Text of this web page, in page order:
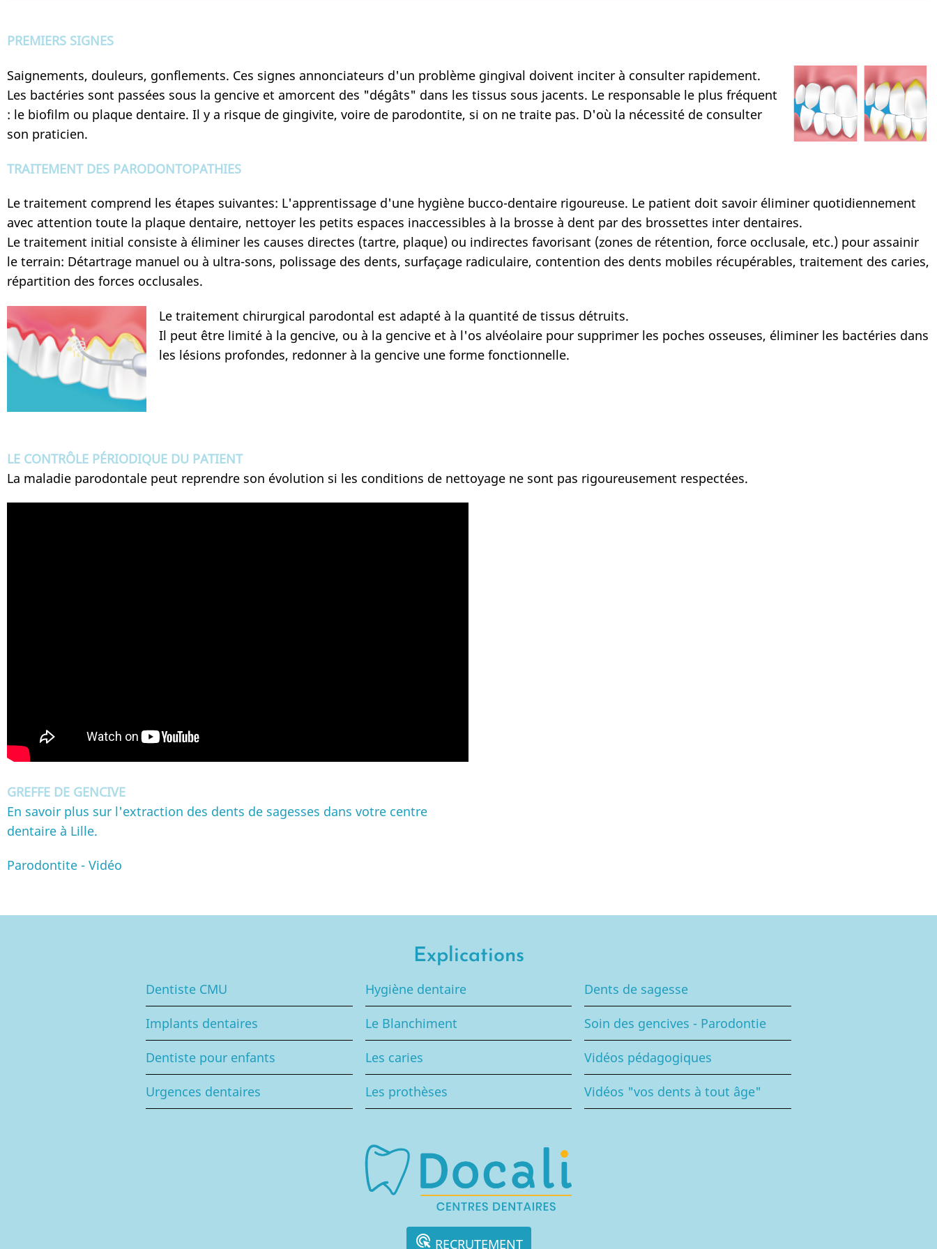
PREMIERS SIGNES
Saignements, douleurs, gonflements. Ces signes annonciateurs d'un problème gingival doivent inciter à consulter rapidement.
Les bactéries sont passées sous la gencive et amorcent des "dégâts" dans les tissus sous jacents. Le responsable le plus fréquent
: le biofilm ou plaque dentaire. Il y a risque de gingivite, voire de parodontite, si on ne traite pas. D'où la nécessité de consulter
son praticien.
TRAITEMENT DES PARODONTOPATHIES
Le traitement comprend les étapes suivantes: L'apprentissage d'une hygiène bucco-dentaire rigoureuse. Le patient doit savoir éliminer quotidiennement
avec attention toute la plaque dentaire, nettoyer les petits espaces inaccessibles à la brosse à dent par des brossettes inter dentaires.
Le traitement initial consiste à éliminer les causes directes (tartre, plaque) ou indirectes favorisant (zones de rétention, force occlusale, etc.) pour assainir
le terrain: Détartrage manuel ou à ultra-sons, polissage des dents, surfaçage radiculaire, contention des dents mobiles récupérables, traitement des caries,
répartition des forces occlusales.
Le traitement chirurgical parodontal est adapté à la quantité de tissus détruits.
Il peut être limité à la gencive, ou à la gencive et à l'os alvéolaire pour supprimer les poches osseuses, éliminer les bactéries dans
les lésions profondes, redonner à la gencive une forme fonctionnelle.
LE CONTRÔLE PÉRIODIQUE DU PATIENT
La maladie parodontale peut reprendre son évolution si les conditions de nettoyage ne sont pas rigoureusement respectées.
GREFFE DE GENCIVE
En savoir plus sur l'extraction des dents de sagesses dans votre centre
dentaire à Lille.
Parodontite - Vidéo
Explications
Dentiste CMU
Implants dentaires
Dentiste pour enfants
Urgences dentaires
Hygiène dentaire
Le Blanchiment
Les caries
Les prothèses
Dents de sagesse
Soin des gencives - Parodontie
Vidéos pédagogiques
Vidéos "vos dents à tout âge"
ads_click RECRUTEMENT